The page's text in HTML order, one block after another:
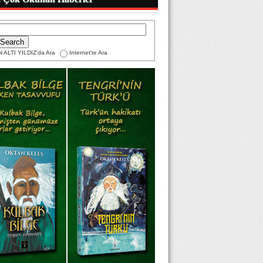
ALTI YILDIZ'da Ara Internet'te Ara